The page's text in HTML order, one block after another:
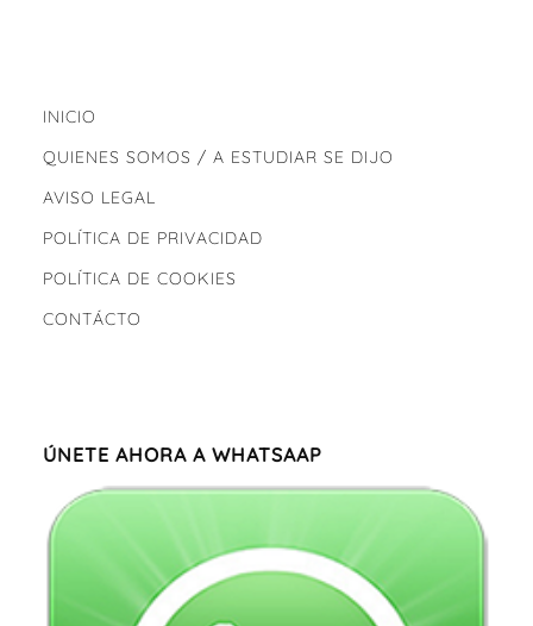
INICIO
QUIENES SOMOS / A ESTUDIAR SE DIJO
AVISO LEGAL
POLÍTICA DE PRIVACIDAD
POLÍTICA DE COOKIES
CONTÁCTO
ÚNETE AHORA A WHATSAAP